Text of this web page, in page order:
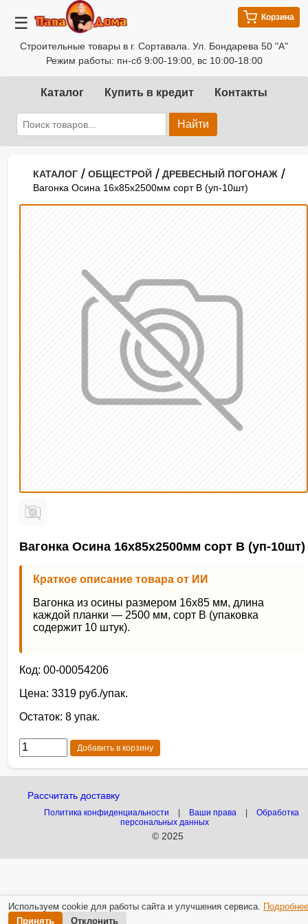
☰
Строительные товары в г. Сортавала. Ул. Бондарева 50 "А"
Режим работы: пн-сб 9:00-19:00, вс 10:00-18:00
Корзина
Каталог Купить в кредит Контакты
Найти
Используем cookie для работы сайта и улучшения сервиса. Подробнее
Принять
Отклонить
КАТАЛОГ / ОБЩЕСТРОЙ / ДРЕВЕСНЫЙ ПОГОНАЖ /
Вагонка Осина 16х85х2500мм сорт В (уп-10шт)
Вагонка Осина 16х85х2500мм сорт В (уп-10шт)
Краткое описание товара от ИИ
Вагонка из осины размером 16х85 мм, длина
каждой планки — 2500 мм, сорт В (упаковка
содержит 10 штук).
Код: 00-00054206
Цена: 3319 руб./упак.
Остаток: 8 упак.
Добавить в корзину
Рассчитать доставку
Политика конфиденциальности Ваши права
Обработка
персональных данных
© 2025